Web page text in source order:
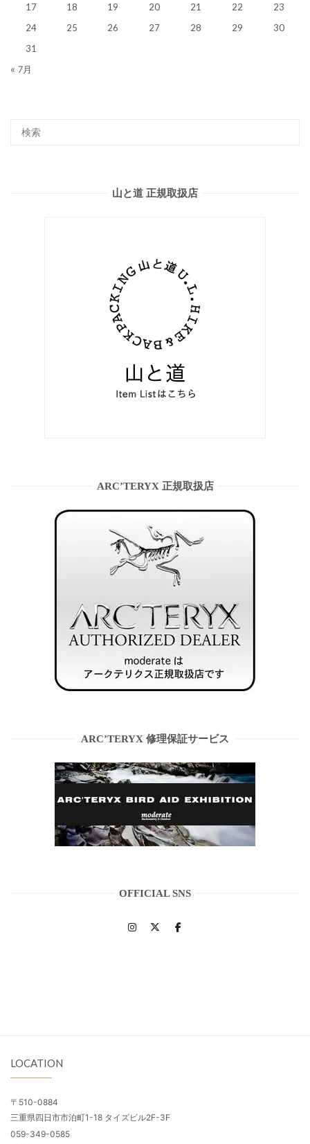
17
18 19 20 21 22
23
24
25 26 27 28 29
30
31
« 7月
山と道 正規取扱店
ARC’TERYX 正規取扱店
ARC’TERYX 修理保証サービス
OFFICIAL SNS
LOCATION
〒510-0884
三重県四日市市泊町1-18 タイズビル2F-3F
059-349-0585